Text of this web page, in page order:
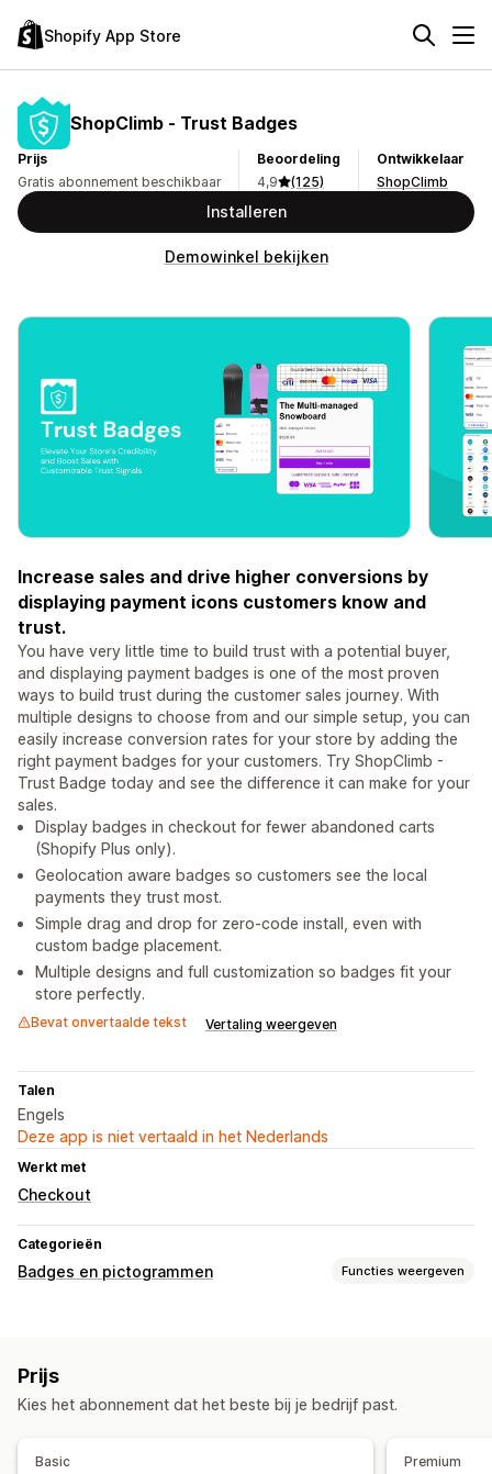
Shopify App Store
ShopClimb ‑ Trust Badges
Prijs
Gratis abonnement beschikbaar
Beoordeling
4,9
(125)
Ontwikkelaar
ShopClimb
Installeren
Demowinkel bekijken
Increase sales and drive higher conversions by
displaying payment icons customers know and
trust.
You have very little time to build trust with a potential buyer,
and displaying payment badges is one of the most proven
ways to build trust during the customer sales journey. With
multiple designs to choose from and our simple setup, you can
easily increase conversion rates for your store by adding the
right payment badges for your customers. Try ShopClimb -
Trust Badge today and see the difference it can make for your
sales.
Display badges in checkout for fewer abandoned carts
(Shopify Plus only).
Geolocation aware badges so customers see the local
payments they trust most.
Simple drag and drop for zero-code install, even with
custom badge placement.
Multiple designs and full customization so badges fit your
store perfectly.
Bevat onvertaalde tekst Vertaling weergeven
Talen
Engels
Deze app is niet vertaald in het Nederlands
Werkt met
Checkout
Categorieën
Badges en pictogrammen Functies weergeven
Uitverkoopbanner
Trust Garantie
Prijs
Kies het abonnement dat het beste bij je bedrijf past.
Basic Premium